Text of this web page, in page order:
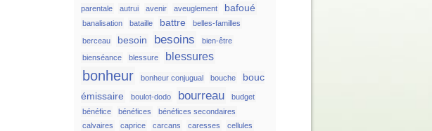
parentale
autrui avenir aveuglement bafoué
banalisation bataille battre belles-familles
berceau besoin besoins
bien-être
bienséance
blessure blessures
bonheur bonheur conjugual bouche
bouc
émissaire
boulot-dodo bourreau
budget
bénéfice
bénéfices
bénéfices secondaires
calvaires
caprice carcans caresses cellules